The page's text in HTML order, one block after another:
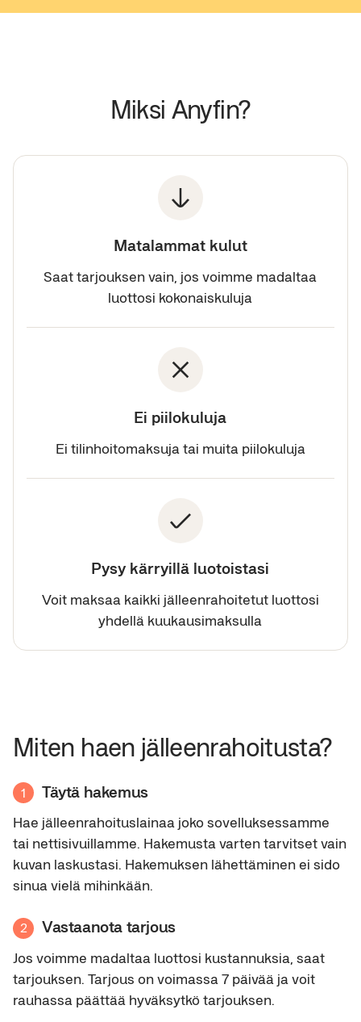
Miksi Anyfin?
Matalammat kulut
Saat tarjouksen vain, jos voimme madaltaa
luottosi kokonaiskuluja
Ei piilokuluja
Ei tilinhoitomaksuja tai muita piilokuluja
Pysy kärryillä luotoistasi
Voit maksaa kaikki jälleenrahoitetut luottosi
yhdellä kuukausimaksulla
Miten haen jälleenrahoitusta?
1 Täytä hakemus
Hae jälleenrahoituslainaa joko sovelluksessamme
tai nettisivuillamme. Hakemusta varten tarvitset vain
kuvan laskustasi. Hakemuksen lähettäminen ei sido
sinua vielä mihinkään.
2 Vastaanota tarjous
Jos voimme madaltaa luottosi kustannuksia, saat
tarjouksen. Tarjous on voimassa 7 päivää ja voit
rauhassa päättää hyväksytkö tarjouksen.